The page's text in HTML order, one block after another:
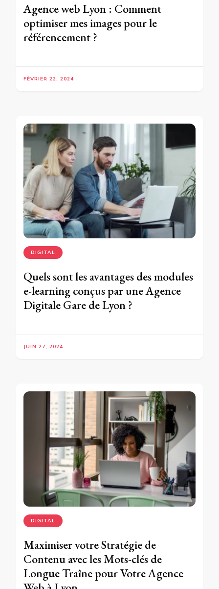
Agence web Lyon : Comment
optimiser mes images pour le
référencement ?
FÉVRIER 22, 2024
DIGITAL
Quels sont les avantages des modules
e-learning conçus par une Agence
Digitale Gare de Lyon ?
JUIN 27, 2024
DIGITAL
Maximiser votre Stratégie de
Contenu avec les Mots-clés de
Longue Traîne pour Votre Agence